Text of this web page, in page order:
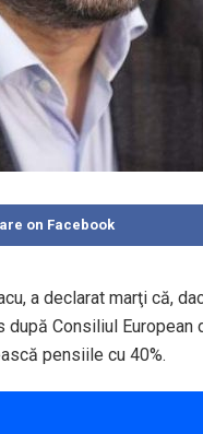
on Facebook
a declarat marţi că,
Consiliul European
pensiile cu 40%.